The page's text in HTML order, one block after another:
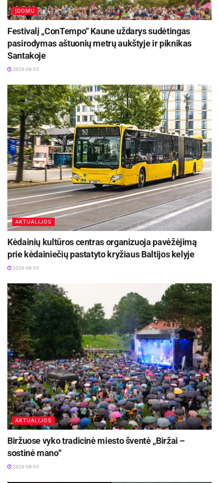
ĮDOMU
Festivalį „ConTempo“ Kaune uždarys sudėtingas
pasirodymas aštuonių metrų aukštyje ir piknikas
Santakoje
2026-08-05
AKTUALIJOS
Kėdainių kultūros centras organizuoja pavėžėjimą
prie kėdainiečių pastatyto kryžiaus Baltijos kelyje
2026-08-05
AKTUALIJOS
Biržuose vyko tradicinė miesto šventė „Biržai –
sostinė mano“
2026-08-05